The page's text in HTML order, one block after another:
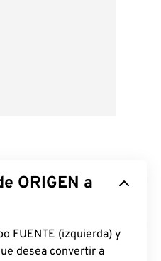
ORIGEN a
FUENTE (izquierda) y
desea convertir a